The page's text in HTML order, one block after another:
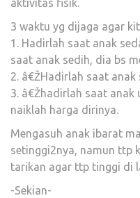
aktivitas fisik.
3 waktu yg dijaga agar
1. Hadirlah saat anak
saat anak sedih, dia bs
2. â€ŽHadirlah saat
3. â€Žhadirlah saat
naiklah harga dirinya.
Mengasuh anak ibarat
setinggi2nya, namun ttp
tarikan agar ttp tinggi di
-Sekian-